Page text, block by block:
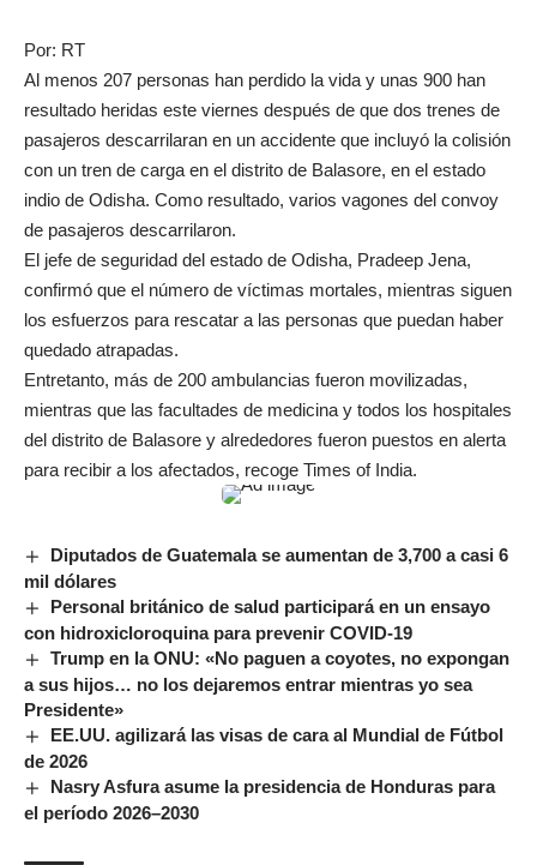
Por: RT
Al menos 207 personas han perdido la vida y unas 900 han
resultado heridas este viernes después de que dos trenes de
pasajeros descarrilaran en un accidente que incluyó la colisión
con un tren de carga en el distrito de Balasore, en el estado
indio de Odisha. Como resultado, varios vagones del convoy
de pasajeros descarrilaron.
El jefe de seguridad del estado de Odisha, Pradeep Jena,
confirmó que el número de víctimas mortales, mientras siguen
los esfuerzos para rescatar a las personas que puedan haber
quedado atrapadas.
Entretanto, más de 200 ambulancias fueron movilizadas,
mientras que las facultades de medicina y todos los hospitales
del distrito de Balasore y alrededores fueron puestos en alerta
para recibir a los afectados, recoge Times of India.
Diputados de Guatemala se aumentan de 3,700 a casi 6
mil dólares
Personal británico de salud participará en un ensayo
con hidroxicloroquina para prevenir COVID-19
Trump en la ONU: «No paguen a coyotes, no expongan
a sus hijos… no los dejaremos entrar mientras yo sea
Presidente»
EE.UU. agilizará las visas de cara al Mundial de Fútbol
de 2026
Nasry Asfura asume la presidencia de Honduras para
el período 2026–2030